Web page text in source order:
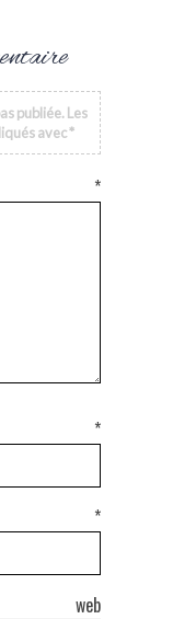
publiée. Les
avec*
*
*
*